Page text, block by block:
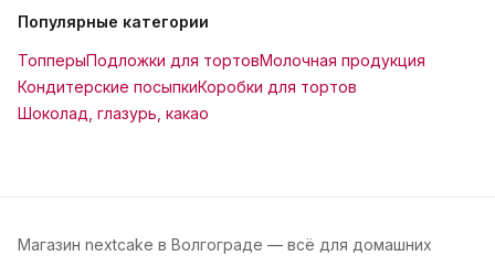
Популярные категории
ТопперыПодложки для тортовМолочная продукция
Кондитерские посыпкиКоробки для тортов
Шоколад, глазурь, какао
Магазин nextcake в Волгограде — всё для домашних